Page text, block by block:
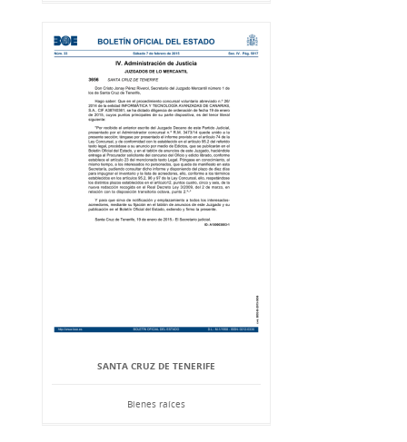
SANTA CRUZ DE TENERIFE
Bienes raíces